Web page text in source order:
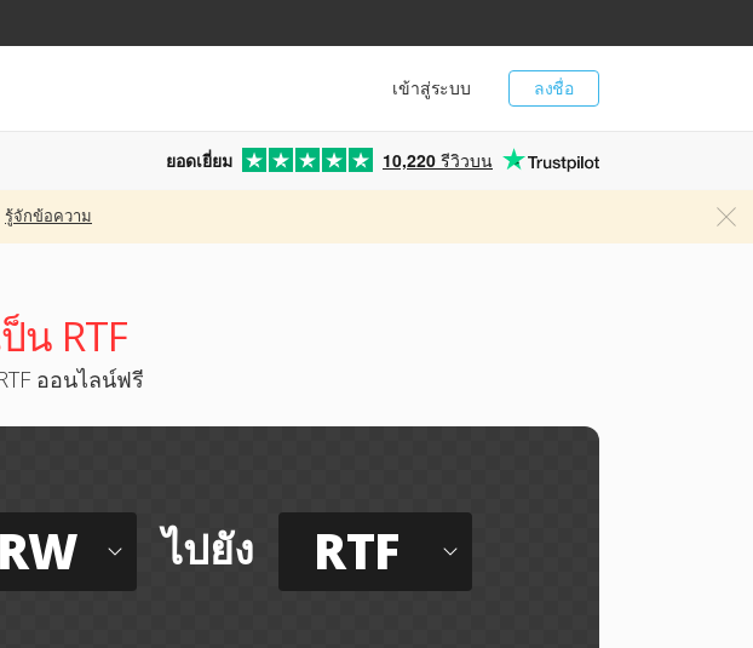
ลงชื่อ
เข้าสู่ระบบ
ยอดเยี่ยม 10,220 รีวิวบน
รู้จักข้อความ
น RTF
ออนไลน์ฟรี
ไปยัง RTF